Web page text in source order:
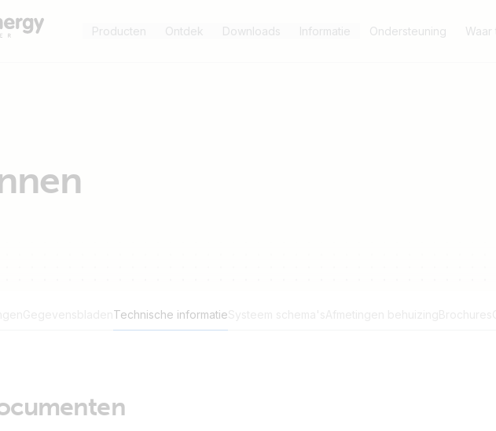
Producten Ontdek Downloads Informatie Ondersteuning
Technische informatie